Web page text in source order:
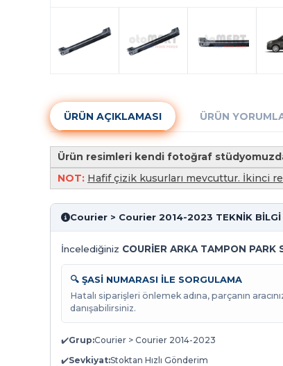
ÜRÜN AÇIKLAMASI ÜRÜN
Ürün resimleri kendi fotoğraf
NOT: Hafif çizik kusurları mevcuttur. İkinci
Courier > Courier 2014-2023 TEKNİK BİLGİ
İncelediğiniz COURİER ARKA TAMPON PARK
🔍 ŞASİ NUMARASI İLE SORGULAMA
Hatalı siparişleri önlemek adına, parçanın
danışabilirsiniz.
✔️Grup:Courier > Courier 2014-2023
✔️Sevkiyat:Stoktan Hızlı Gönderim